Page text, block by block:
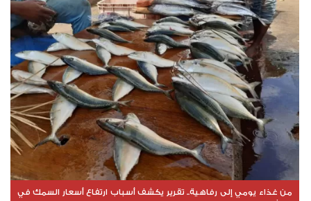
من غذاء يومي إلى رفاهية.. تقرير يكشف أسباب ارتفاع أسعار السمك في